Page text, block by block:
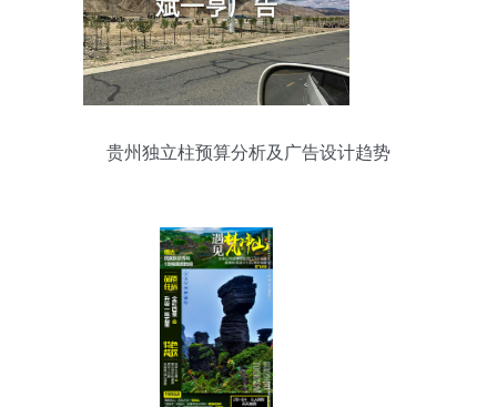
贵州独立柱预算分析及广告设计趋势